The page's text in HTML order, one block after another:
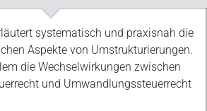
systematisch und praxisnah die
Aspekte von Umstrukturierungen.
die Wechselwirkungen zwischen
und Umwandlungssteuerrecht